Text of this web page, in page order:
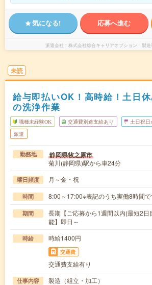
気になる! 応募へ進む
派遣会社 株式会社綜合キャリアオプション 製造
未読
給与即払いOK！高時給！土日
の洗浄作業
職種未経験OK 交通費別途支給あり 土日祝日
派遣
勤務地 静岡県牧之原市
菊川(静岡県)駅から車24分
曜日頻度 月～金・祝
時間 8:00～17:00※表記のうち実働8時間で
期間
長期【ご応募から1週間以内(最短2
能】即日～
時給 時給1400円
交通費
交通費支給有り
仕事内容
製造（組立・加工）